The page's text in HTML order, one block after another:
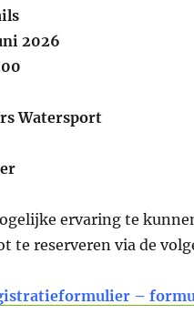
2026
Watersport
ervaring te
te reserveren via de
–